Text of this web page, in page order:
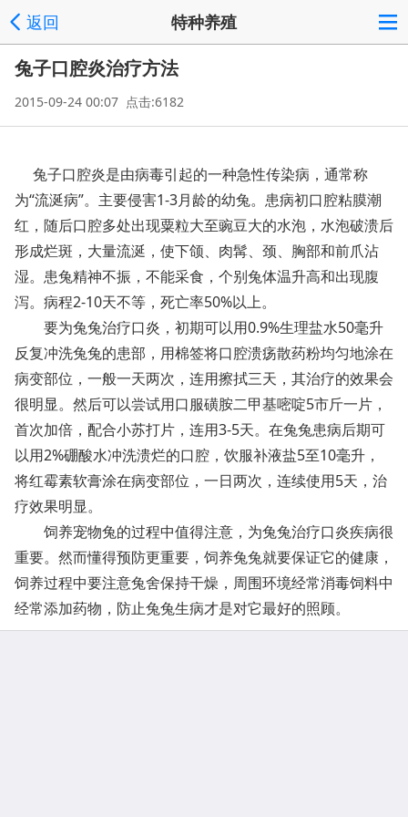
返回 特种养殖
兔子口腔炎治疗方法
2015-09-24 00:07 点击:6182
兔子口腔炎是由病毒引起的一种急性传染病，通常称
为“流涎病”。主要侵害1-3月龄的幼兔。患病初口腔粘膜潮
红，随后口腔多处出现粟粒大至豌豆大的水泡，水泡破溃后
形成烂斑，大量流涎，使下颌、肉髯、颈、胸部和前爪沾
湿。患兔精神不振，不能采食，个别兔体温升高和出现腹
泻。病程2-10天不等，死亡率50%以上。
要为兔兔治疗口炎，初期可以用0.9%生理盐水50毫升
反复冲洗兔兔的患部，用棉签将口腔溃疡散药粉均匀地涂在
病变部位，一般一天两次，连用擦拭三天，其治疗的效果会
很明显。然后可以尝试用口服磺胺二甲基嘧啶5市斤一片，
首次加倍，配合小苏打片，连用3-5天。在兔兔患病后期可
以用2%硼酸水冲洗溃烂的口腔，饮服补液盐5至10毫升，
将红霉素软膏涂在病变部位，一日两次，连续使用5天，治
疗效果明显。
饲养宠物兔的过程中值得注意，为兔兔治疗口炎疾病很
重要。然而懂得预防更重要，饲养兔兔就要保证它的健康，
饲养过程中要注意兔舍保持干燥，周围环境经常消毒饲料中
经常添加药物，防止兔兔生病才是对它最好的照顾。